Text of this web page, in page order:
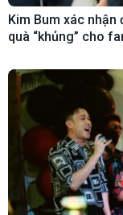
Kim Bum xác nhận
quà “khủng” cho